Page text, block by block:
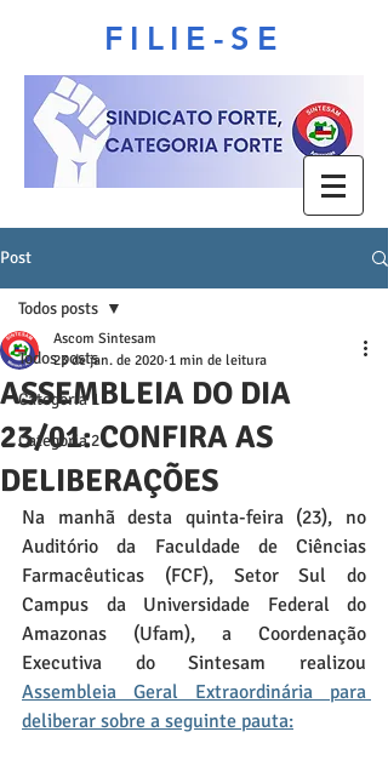
FILIE-SE
Post
Todos posts
Categoria 1
Categoria 2
Todos posts
ASSEMBLEIA DO DIA
23/01: CONFIRA AS
DELIBERAÇÕES
Ascom Sintesam
23 de jan. de 2020 1 min de leitura
Na manhã desta quinta-feira (23), no
Auditório da Faculdade de Ciências
Farmacêuticas (FCF), Setor Sul do
Campus da Universidade Federal do
Amazonas (Ufam), a Coordenação
Assembleia Geral Extraordinária para
deliberar sobre a seguinte pauta: